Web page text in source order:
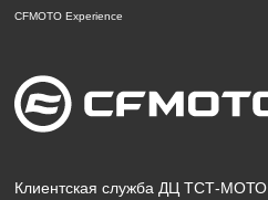
Клиентская служба ДЦ ТСТ-МОТО
CFMOTO Experience